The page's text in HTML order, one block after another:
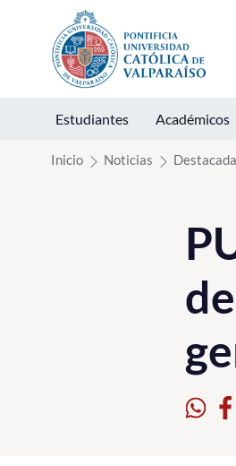
Click acá para ir directamente al
Estudiantes Académicos
Inicio Noticias